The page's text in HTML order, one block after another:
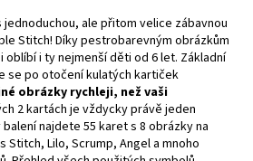
ale přitom velice zábavnou
Stitch! Díky pestrobarevným obrázkům
oblíbí i ty nejmenší děti od 6 let. Základní
se po otočení kulatých kartiček
obrázky rychleji, než vaši
2 kartách je vždycky právě jeden
najdete 55 karet s 8 obrázky na
Stitch, Lilo, Scrump, Angel a mnoho